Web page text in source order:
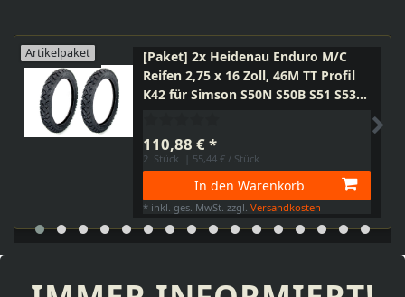
Artikelpaket
[Paket] 2x Heidenau Enduro M/C
Reifen 2,75 x 16 Zoll, 46M TT Profil
K42 für Simson S50N S50B S51 S53
110,88 € *
2 Stück | 55,44 € / Stück
In den Warenkorb
* inkl. ges. MwSt. zzgl.Versandkosten